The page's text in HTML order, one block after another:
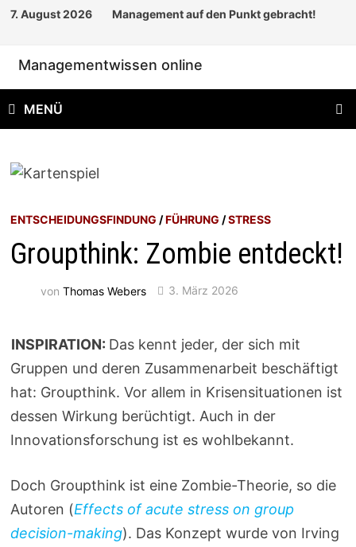
Zum
7. August 2026 Management auf den Punkt gebracht!
Managementwissen online
MENÜ
ENTSCHEIDUNGSFINDUNG /FÜHRUNG /STRESS
Groupthink: Zombie entdeckt!
vonThomas Webers 3. März 2026
INSPIRATION: Das kennt jeder, der sich mit
Gruppen und deren Zusammenarbeit beschäftigt
hat: Groupthink. Vor allem in Krisensituationen ist
dessen Wirkung berüchtigt. Auch in der
Innovationsforschung ist es wohlbekannt.
Doch Groupthink ist eine Zombie-Theorie, so die
Autoren (Effects of acute stress on group
decision-making). Das Konzept wurde von Irving